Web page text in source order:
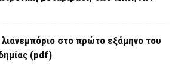
στο πρώτο εξάμηνο του
(pdf)